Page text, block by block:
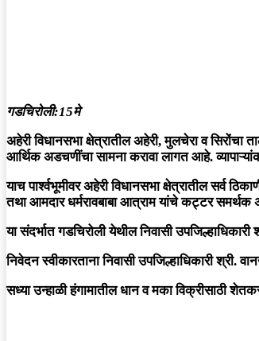
गडचिरोली:15मे
अहेरी विधानसभा क्षेत्रातील अहेरी, मुलचेरा व
आर्थिक अडचणींचा सामना करावा लागत आहे.
याच पार्श्वभूमीवर अहेरी विधानसभा क्षेत्रातील सर्व
तथा आमदार धर्मरावबाबा आत्राम यांचे कट्टर
या संदर्भात गडचिरोली येथील निवासी
निवेदन स्वीकारताना निवासी उपजिल्हाधिकारी श्री.
सध्या उन्हाळी हंगामातील धान व मका विक्रीसाठी